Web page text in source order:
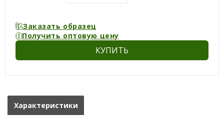
Заказать образец
Получить оптовую цену
КУПИТЬ
Характеристики